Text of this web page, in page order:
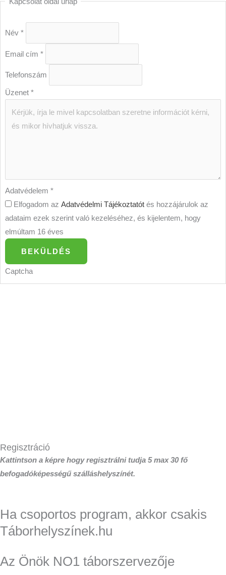
Név*
Email cím*
Telefonszám
Üzenet*
Adatvédelem*
Elfogadom azAdatvédelmi Tájékoztatót és hozzájárulok az
adataim ezek szerint való kezeléséhez, és kijelentem, hogy
elmúltam 16 éves
BEKÜLDÉS
Captcha
Regisztráció
Kattintson a képre hogy regisztrálni tudja 5 max 30 fő
befogadóképességű szálláshelyszínét.
Ha csoportos program, akkor csakis
Táborhelyszínek.hu
Az Önök NO1 táborszervezője